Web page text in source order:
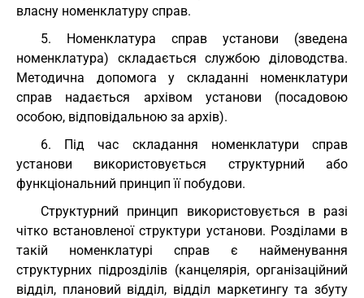
власну номенклатуру справ.
5. Номенклатура справ установи (зведена
номенклатура) складається службою діловодства.
Методична допомога у складанні номенклатури
справ надається архівом установи (посадовою
особою, відповідальною за архів).
6. Під час складання номенклатури справ
установи використовується структурний або
функціональний принцип її побудови.
Структурний принцип використовується в разі
чітко встановленої структури установи. Розділами в
такій номенклатурі справ є найменування
структурних підрозділів (канцелярія, організаційний
відділ, плановий відділ, відділ маркетингу та збуту